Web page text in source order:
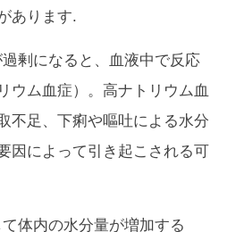
あります.
剰になると、血液中で反応
ウム血症）。高ナトリウム血
不足、下痢や嘔吐による水分
因によって引き起こされる可
体内の水分量が増加する